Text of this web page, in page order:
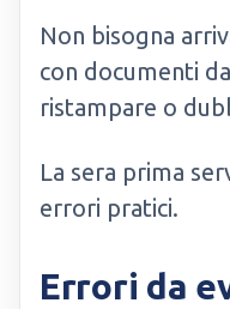
Non bisogna
con documenti
ristampare o
La sera prima
errori pratici.
Errori da